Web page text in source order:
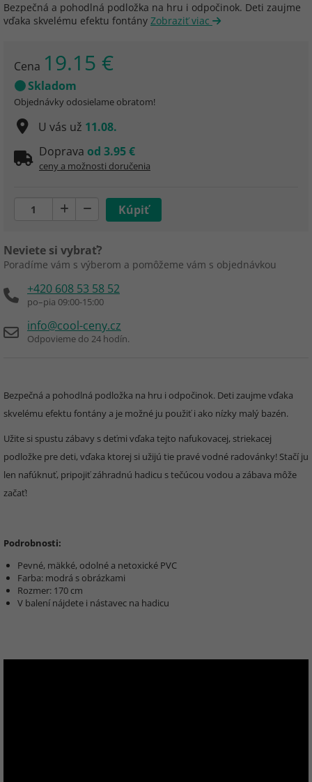
Bezpečná a pohodlná podložka na hru i odpočinok. Deti zaujme
vďaka skvelému efektu fontány Zobraziť viac
Cena 19.15 €
Skladom
Objednávky odosielame obratom!
U vás už 11.08.
Doprava od 3.95 €
ceny a možnosti doručenia
Neviete si vybrať?
Poradíme vám s výberom a pomôžeme vám s objednávkou
+420 608 53 58 52
po–pia 09:00-15:00
info@cool-ceny.cz
Odpovieme do 24 hodín.
Bezpečná a pohodlná podložka na hru i odpočinok. Deti zaujme vďaka
skvelému efektu fontány a je možné ju použiť i ako nízky malý bazén.
Užite si spustu zábavy s deťmi vďaka tejto nafukovacej, striekacej
podložke pre deti, vďaka ktorej si užijú tie pravé vodné radovánky! Stačí ju
len nafúknuť, pripojiť záhradnú hadicu s tečúcou vodou a zábava môže
začať!
Podrobnosti:
Pevné, mäkké, odolné a netoxické PVC
Farba: modrá s obrázkami
Rozmer: 170 cm
V balení nájdete i nástavec na hadicu